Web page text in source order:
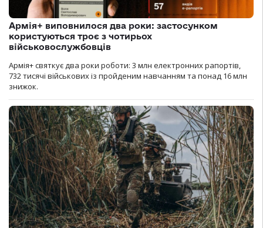
Армія+ виповнилося два роки: застосунком
користуються троє з чотирьох
військовослужбовців
Армія+ святкує два роки роботи: 3 млн електронних рапортів,
732 тисячі військових із пройденим навчанням та понад 16 млн
знижок.